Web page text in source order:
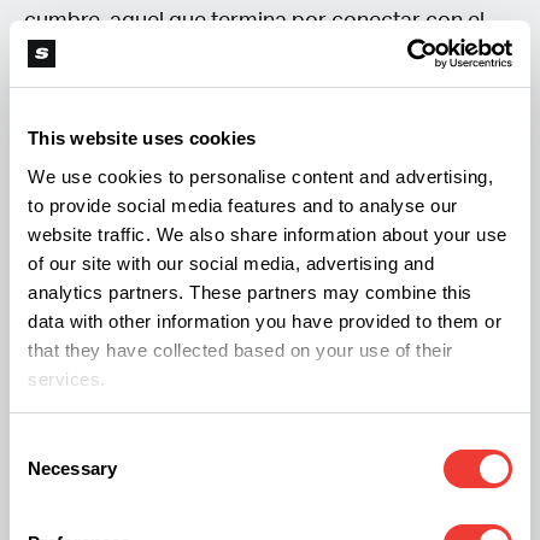
This website uses cookies
We use cookies to personalise content and advertising,
to provide social media features and to analyse our
website traffic. We also share information about your use
of our site with our social media, advertising and
analytics partners. These partners may combine this
data with other information you have provided to them or
that they have collected based on your use of their
services.
Selection
Necessary
cumbre, aquel que termina por conectar con el
público, llega cuando activan su cañón de
papeles de liar sobre la audiencia. Es esta
combinación de actitud rockera y elementos
lúdicos la que convierte sus conciertos en una
experiencia inmersiva.
El objetivo: devolver el rock a la